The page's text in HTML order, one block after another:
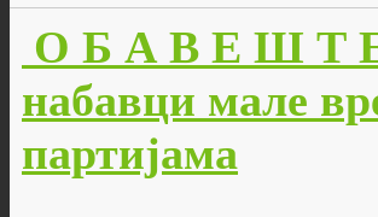
О Б А В Е Ш Т Е
набавци мале
партијама